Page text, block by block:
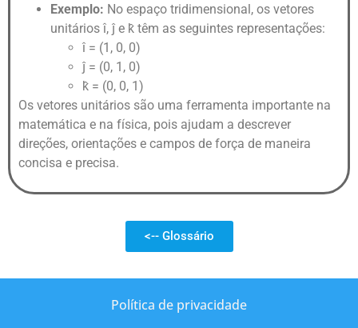
Exemplo: No espaço tridimensional, os vetores
unitários î, ĵ e k̂ têm as seguintes representações:
î = (1, 0, 0)
ĵ = (0, 1, 0)
k̂ = (0, 0, 1)
Os vetores unitários são uma ferramenta importante na
matemática e na física, pois ajudam a descrever
direções, orientações e campos de força de maneira
concisa e precisa.
<-- Glossário
Política de privacidade